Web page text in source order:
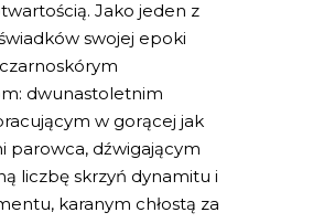
Jako jeden z
swojej epoki
dwunastoletnim
w gorącej jak
parowca, dźwigającym
liczbę skrzyń dynamitu i
karanym chłostą za